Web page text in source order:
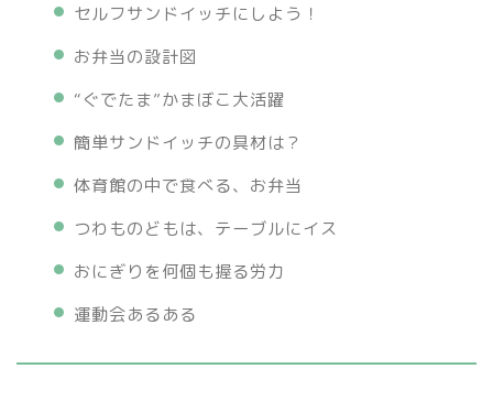
セルフサンドイッチにしよう！
お弁当の設計図
“ぐでたま”かまぼこ大活躍
簡単サンドイッチの具材は？
体育館の中で食べる、お弁当
つわものどもは、テーブルにイス
おにぎりを何個も握る労力
運動会あるある